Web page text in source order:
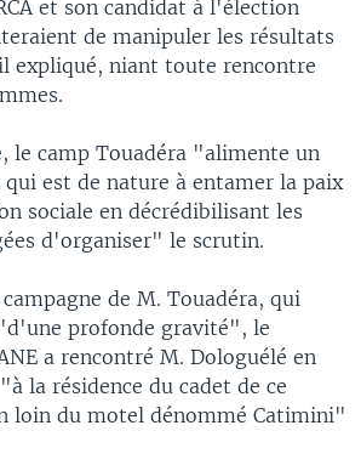
et son candidat à l'élection
de manipuler les résultats
niant toute rencontre
le camp Touadéra "alimente un
est de nature à entamer la paix
sociale en décrédibilisant les
d'organiser" le scrutin.
de M. Touadéra, qui
profonde gravité", le
a rencontré M. Dologuélé en
la résidence du cadet de ce
loin du motel dénommé Catimini"